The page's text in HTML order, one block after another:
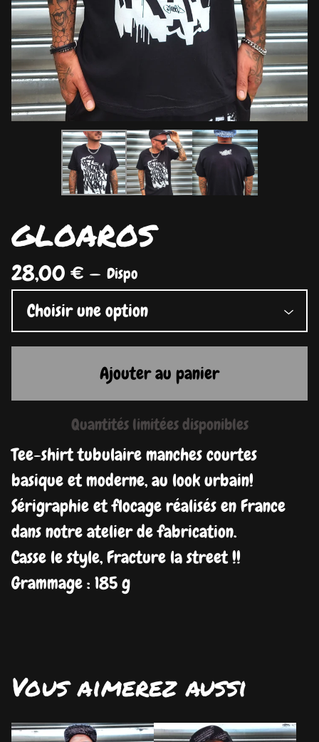
GLOAROS
28,00 € — Dispo
Ajouter au panier
Quantités limitées disponibles
Tee-shirt tubulaire manches courtes
basique et moderne, au look urbain!
Sérigraphie et flocage réalisés en France
dans notre atelier de fabrication.
Casse le style, Fracture la street !!
Grammage : 185 g
Vous aimerez aussi